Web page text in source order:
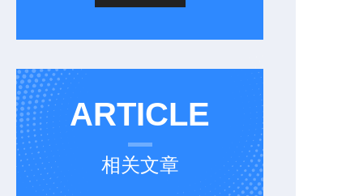
ARTICLE
相关文章